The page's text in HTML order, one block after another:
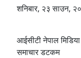
शनिबार, २३ साउन,
आईसीटी नेपाल मिडिया
समाचार डटकम